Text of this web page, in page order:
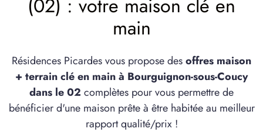
ARTICLES
(02) : votre maison clé en
main
Résidences Picardes vous propose desoffres maison
+ terrain clé en main à Bourguignon-sous-Coucy
dans le 02 complètes pour vous permettre de
bénéficier d'une maison prête à être habitée au meilleur
rapport qualité/prix !